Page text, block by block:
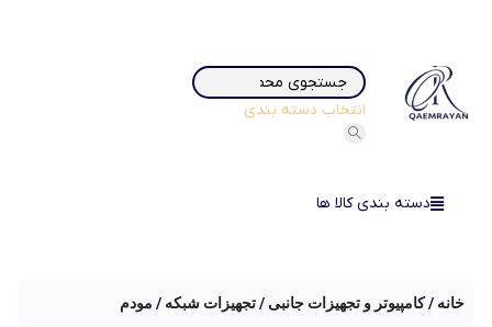
انتخاب دسته بندی
دسته بندی کالا ها
خانه کامپیوتر و تجهیزات جانبی تجهیزات شبکه مودم